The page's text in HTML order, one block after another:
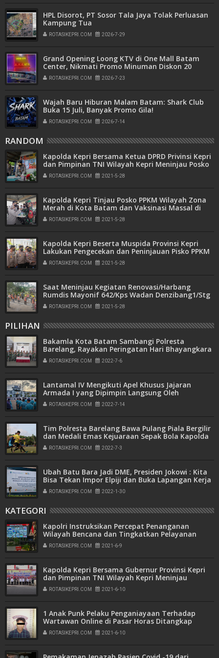
HPL Disorot, PT Sosor Tala Jaya Tolak Perluasan
Kampung Tua
ROTASIKEPRI.COM 2026-7-29
Grand Opening Loong KTV di One Mall Batam
Center, Nikmati Promo Minuman Diskon 20
Persen
ROTASIKEPRI.COM 2026-7-23
Wajah Baru Hiburan Malam Batam: Shark Club
Buka 15 Juli, Banyak Promo Gila!
ROTASIKEPRI.COM 2026-7-14
RANDOM
Kapolda Kepri Bersama Ketua DPRD Privinsi Kepri
dan Pimpinan TNI Wilayah Kepri Meninjau Posko
PPKM dan Lokasi Karantina di kota Batam
ROTASIKEPRI.COM 2021-5-28
Kapolda Kepri Tinjau Posko PPKM Wilayah Zona
Merah di Kota Batam dan Vaksinasi Massal di
Polresta Barelang
ROTASIKEPRI.COM 2021-5-28
Kapolda Kepri Beserta Muspida Provinsi Kepri
Lakukan Pengecekan dan Peninjauan Pisko PPKM
Skala Mikro Rt 02 Rw 04 Perumahan Sakura
Garden, Batu Ampar
ROTASIKEPRI.COM 2021-5-28
Saat Meninjau Kegiatan Renovasi/Harbang
Rumdis Mayonif 642/Kps Wadan Denzibang1/Stg
Pastikan Penerapan K3
ROTASIKEPRI.COM 2021-5-28
PILIHAN
Bakamla Kota Batam Sambangi Polresta
Barelang, Rayakan Peringatan Hari Bhayangkara
ke-76
ROTASIKEPRI.COM 2022-7-6
Lantamal IV Mengikuti Apel Khusus Jajaran
Armada I yang Dipimpin Langsung Oleh
Pangkoarmada I
ROTASIKEPRI.COM 2022-7-14
Tim Polresta Barelang Bawa Pulang Piala Bergilir
dan Medali Emas Kejuaraan Sepak Bola Kapolda
Kepri Cup Tahun 2022
ROTASIKEPRI.COM 2022-7-3
Ubah Batu Bara Jadi DME, Presiden Jokowi : Kita
Bisa Tekan Impor Elpiji dan Buka Lapangan Kerja
ROTASIKEPRI.COM 2022-1-30
KATEGORI
Kapolri Instruksikan Percepat Penanganan
Wilayah Bencana dan Tingkatkan Pelayanan
Warga Kebutuhan Khusus
ROTASIKEPRI.COM 2021-6-9
Kapolda Kepri Bersama Gubernur Provinsi Kepri
dan Pimpinan TNI Wilayah Kepri Meninjau
Pelaksanaan Vaksinasi dan Tempat Karantina di
Wilayah Kabupaten Karimun
ROTASIKEPRI.COM 2021-6-10
1 Anak Punk Pelaku Penganiayaan Terhadap
Wartawan Online di Pasar Horas Ditangkap
ROTASIKEPRI.COM 2021-6-10